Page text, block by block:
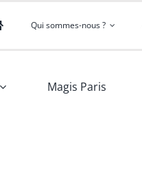
Qui sommes-nous ?
Magis Paris